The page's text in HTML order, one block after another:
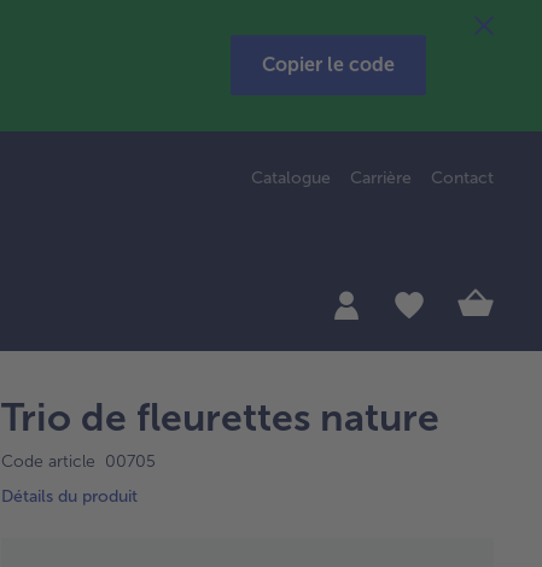
Copier le code
Catalogue Carrière Contact
Trio de fleurettes nature
Code article 00705
Détails du produit